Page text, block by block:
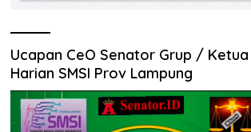
Ucapan CeO Senator Grup / Ketua
Harian SMSI Prov Lampung